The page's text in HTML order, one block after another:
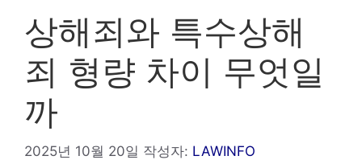
상해죄와 특수상해
죄 형량 차이 무엇일
까
2025년 10월 20일 작성자: LAWINFO